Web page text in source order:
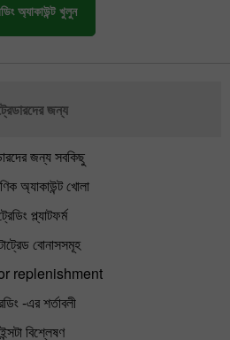
অ্যাকাউন্ট খুলুন
জন্য
জন্য সবকিছু
অ্যাকাউন্ট খোলা
প্ল্যাটফর্ম
বোনাসসমূহ
replenishment
-এর শর্তাবলী
ইন্সটা বিশ্লেষণ